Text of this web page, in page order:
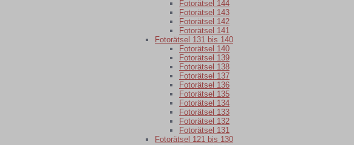
Fotorätsel 144
Fotorätsel 143
Fotorätsel 142
Fotorätsel 141
Fotorätsel 131 bis 140
Fotorätsel 140
Fotorätsel 139
Fotorätsel 138
Fotorätsel 137
Fotorätsel 136
Fotorätsel 135
Fotorätsel 134
Fotorätsel 133
Fotorätsel 132
Fotorätsel 131
Fotorätsel 121 bis 130